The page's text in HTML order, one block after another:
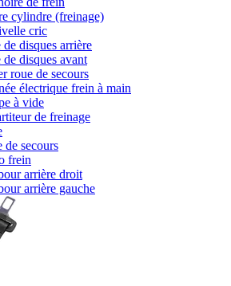
cylindre (freinage)
cric
de disques arrière
de disques avant
roue de secours
électrique frein à main
à vide
de freinage
de secours
frein
arrière droit
arrière gauche